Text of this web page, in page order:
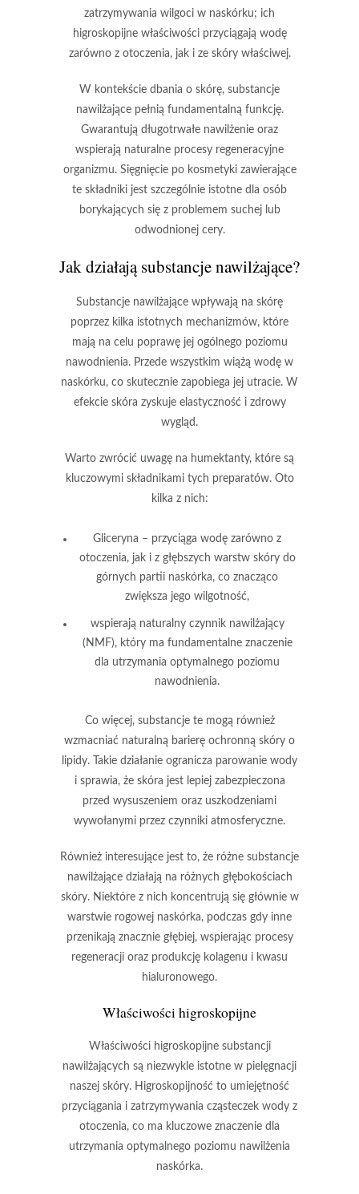
zatrzymywania wilgoci w naskórku; ich
higroskopijne właściwości przyciągają wodę
zarówno z otoczenia, jak i ze skóry właściwej.
W kontekście dbania o skórę, substancje
nawilżającepełnią fundamentalną funkcję.
Gwarantują długotrwałe nawilżenie oraz
wspierają naturalne procesy regeneracyjne
organizmu. Sięgnięcie po kosmetyki zawierające
te składniki jest szczególnie istotne dla osób
borykających się z problemem suchej lub
odwodnionej cery.
Jak działają substancje nawilżające?
Substancje nawilżające wpływają na skórę
poprzez kilka istotnych mechanizmów, które
mają na celu poprawę jej ogólnego poziomu
nawodnienia. Przede wszystkim wiążą wodę w
naskórku, co skutecznie zapobiega jej utracie. W
efekcie skóra zyskuje elastyczność i zdrowy
wygląd.
Warto zwrócić uwagę na humektanty, które są
kluczowymi składnikami tych preparatów. Oto
kilka z nich:
Gliceryna – przyciąga wodę zarówno z
otoczenia, jak i z głębszych warstw skóry do
górnych partii naskórka, co znacząco
zwiększa jego wilgotność,
wspierają naturalny czynnik nawilżający
(NMF), który ma fundamentalne znaczenie
dla utrzymania optymalnego poziomu
nawodnienia.
Co więcej, substancje te mogą również
wzmacniać naturalną barierę ochronną skóry o
lipidy. Takie działanie ogranicza parowanie wody
i sprawia, że skóra jest lepiej zabezpieczona
przed wysuszeniem oraz uszkodzeniami
wywołanymi przez czynniki atmosferyczne.
Również interesujące jest to, że różne substancje
nawilżające działają na różnych głębokościach
skóry. Niektóre z nich koncentrują się głównie w
warstwie rogowej naskórka, podczas gdy inne
przenikają znacznie głębiej, wspierając procesy
regeneracji oraz produkcję kolagenu i kwasu
hialuronowego.
Właściwości higroskopijne
Właściwości higroskopijnesubstancji
nawilżających są niezwykle istotne w pielęgnacji
naszej skóry. Higroskopijność to umiejętność
przyciągania i zatrzymywania cząsteczek wody z
otoczenia, co ma kluczowe znaczenie dla
utrzymania optymalnego poziomu nawilżenia
naskórka.